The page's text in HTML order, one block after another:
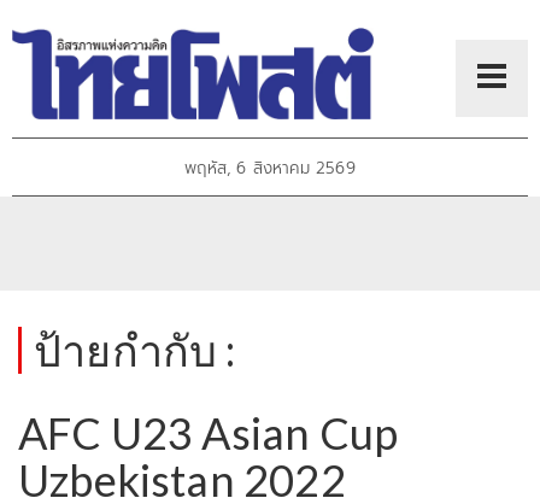
พฤหัส, 6 สิงหาคม 2569
ป้ายกำกับ :
AFC U23 Asian Cup
Uzbekistan 2022